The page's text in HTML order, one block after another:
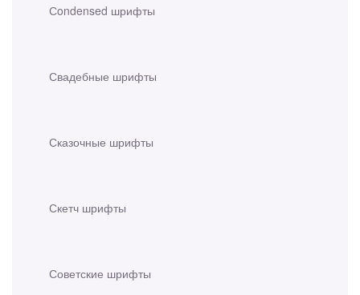
Сondensed шрифты
Свадебные шрифты
Сказочные шрифты
Скетч шрифты
Советские шрифты